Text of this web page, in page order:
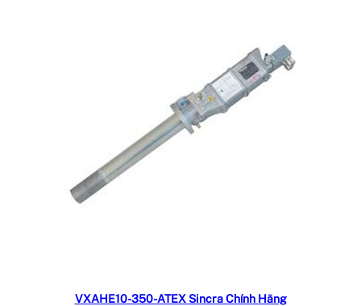
Đọc tiếp
VXAHE10-350-ATEX Sincra Chính Hãng